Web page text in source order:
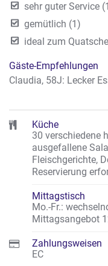
sehr guter Service
gemütlich (1)
ideal zum
Gäste-Empfehlungen
Claudia, 58J: Lecker
Küche
30 verschiedene
ausgefallene
Fleischgerichte,
Reservierung
Mittagstisch
Mo.-Fr.:
Mittagsangebot
Zahlungsweisen
EC